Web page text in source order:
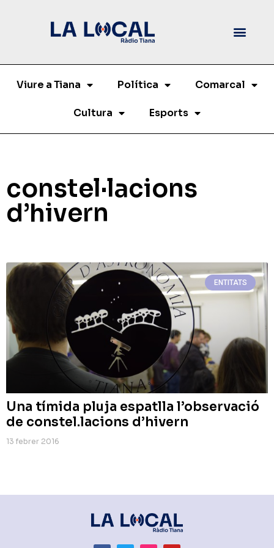
Viure a Tiana Política Comarcal
Cultura Esports
constel·lacions
d’hivern
ENTITATS
Una tímida pluja espatlla l’observació
de constel.lacions d’hivern
13 febrer 2016